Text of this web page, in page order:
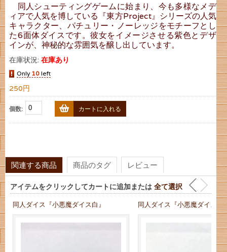
同人シューティングゲームに始まり、今も多様なメデ
ィアで人気を博している『東方Project』シリーズの人気
キャラクター、パチュリー・ノーレッジをモチーフとし
た6面体ダイスです。彼女をイメージさせる紫色とデザ
インが、神秘的な雰囲気を醸し出しています。
在庫状況:在庫あり
Only 10 left
250円
個数: カートに入れる
関連する商品 商品のタグ レビュー
アイテムをクリックしてカートに追加または 全て選択
同人ダイス『小悪魔ダイス白』 同人ダイス『小悪魔ダイス赤